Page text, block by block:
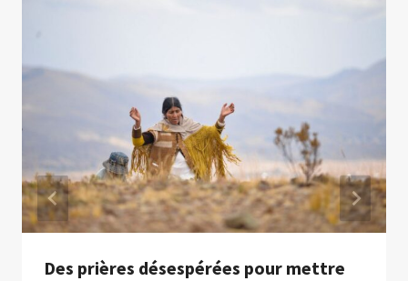
Des prières désespérées pour mettre